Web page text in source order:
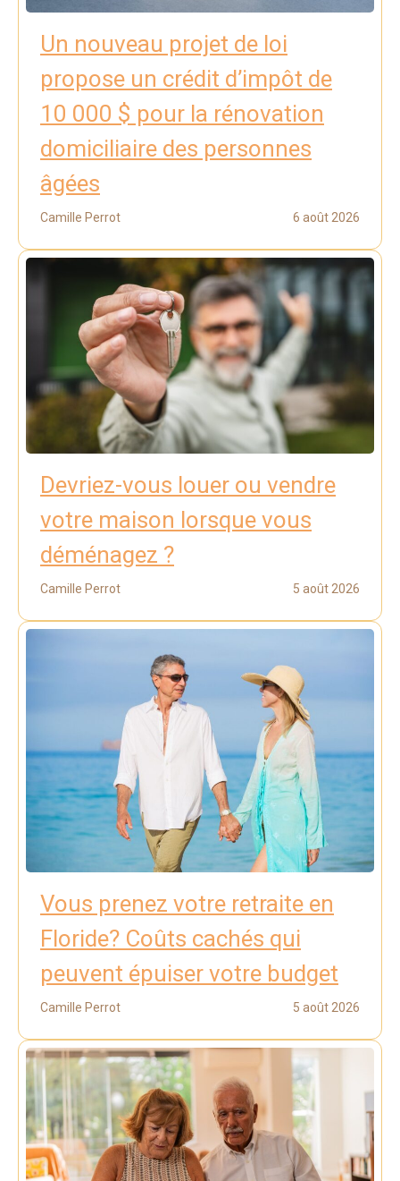
Un nouveau projet de loi
propose un crédit d’impôt de
10 000 $ pour la rénovation
domiciliaire des personnes
âgées
Camille Perrot 6 août 2026
Devriez-vous louer ou vendre
votre maison lorsque vous
déménagez ?
Camille Perrot 5 août 2026
Vous prenez votre retraite en
Floride? Coûts cachés qui
peuvent épuiser votre budget
Camille Perrot 5 août 2026